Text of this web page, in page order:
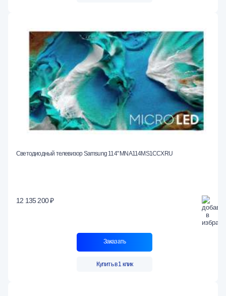
Светодиодный телевизор Samsung 114" MNA114MS1CCXRU
12 135 200 ₽
Заказать
Купить в 1 клик